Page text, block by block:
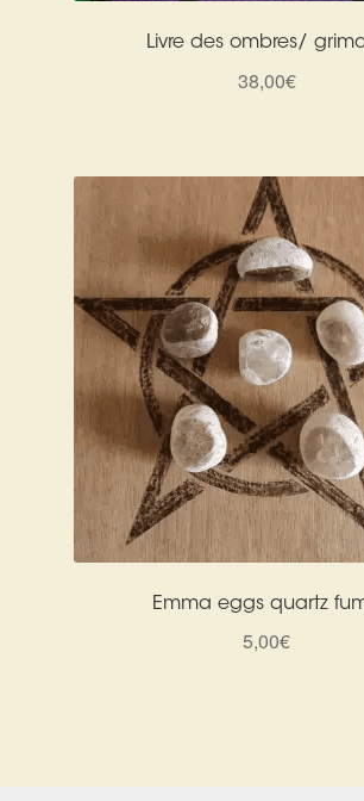
Livre des ombres/
38,00€
Emma eggs quartz
5,00€